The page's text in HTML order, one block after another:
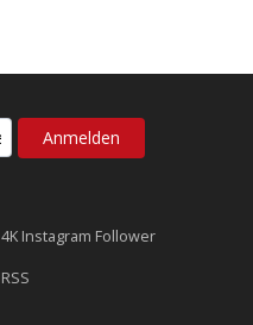
4K Instagram Follower
RSS